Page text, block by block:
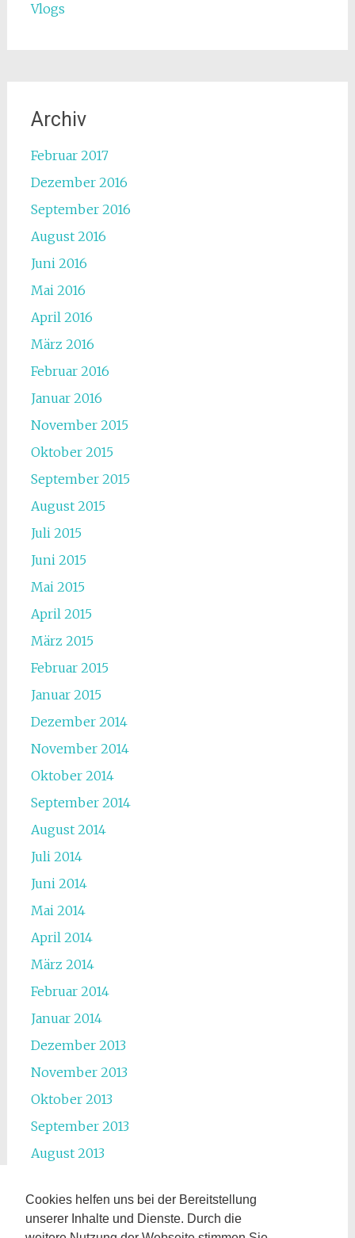
Cookies helfen uns bei der Bereitstellung
unserer Inhalte und Dienste. Durch die
Vlogs
Archiv
Februar 2017
Dezember 2016
September 2016
August 2016
Juni 2016
Mai 2016
April 2016
März 2016
Februar 2016
Januar 2016
November 2015
Oktober 2015
September 2015
August 2015
Juli 2015
Juni 2015
Mai 2015
April 2015
März 2015
Februar 2015
Januar 2015
Dezember 2014
November 2014
Oktober 2014
September 2014
August 2014
Juli 2014
Juni 2014
Mai 2014
April 2014
März 2014
Februar 2014
Januar 2014
Dezember 2013
November 2013
Oktober 2013
September 2013
August 2013
Juni 2013
Mai 2013